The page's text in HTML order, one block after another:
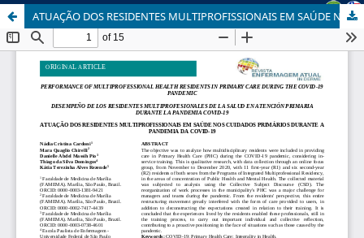
ATUAÇÃO DOS RESIDENTES MULTIPROFISSIONAIS EM SAÚDE NOS CUIDADOS PRIMÁRIOS DURANTE A PANDEMIA DA COVID-19